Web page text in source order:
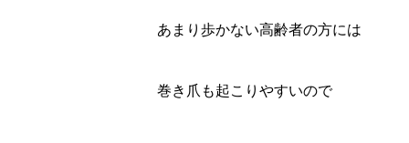
あまり歩かない高齢者の方には
巻き爪も起こりやすいので